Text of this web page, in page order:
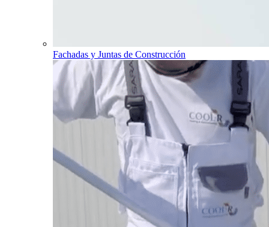
Fachadas y Juntas de Construcción